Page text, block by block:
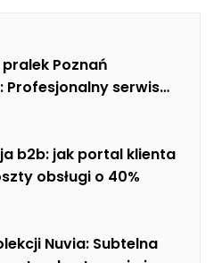
Poznań
Profesjonalny serwis
b2b: jak portal klienta
obsługi o 40%
Nuvia: Subtelna